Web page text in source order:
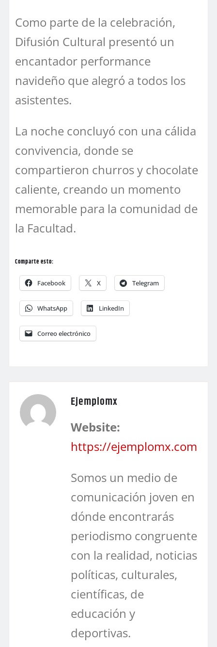
Como parte de la celebración,
Difusión Cultural presentó un
encantador performance
navideño que alegró a todos los
asistentes.
La noche concluyó con una cálida
convivencia, donde se
compartieron churros y chocolate
caliente, creando un momento
memorable para la comunidad de
la Facultad.
Comparte esto:
Facebook X Telegram
WhatsApp LinkedIn
Correo electrónico
Ejemplomx
Website:
https://ejemplomx.com
Somos un medio de
comunicación joven en
dónde encontrarás
periodismo congruente
con la realidad, noticias
políticas, culturales,
científicas, de
educación y
deportivas.